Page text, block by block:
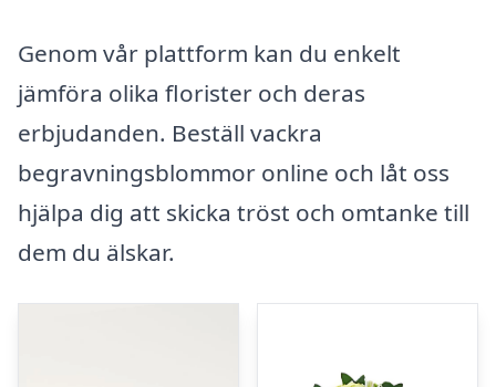
Genom vår plattform kan du enkelt
jämföra olika florister och deras
erbjudanden. Beställ vackra
begravningsblommor online och låt oss
hjälpa dig att skicka tröst och omtanke till
dem du älskar.